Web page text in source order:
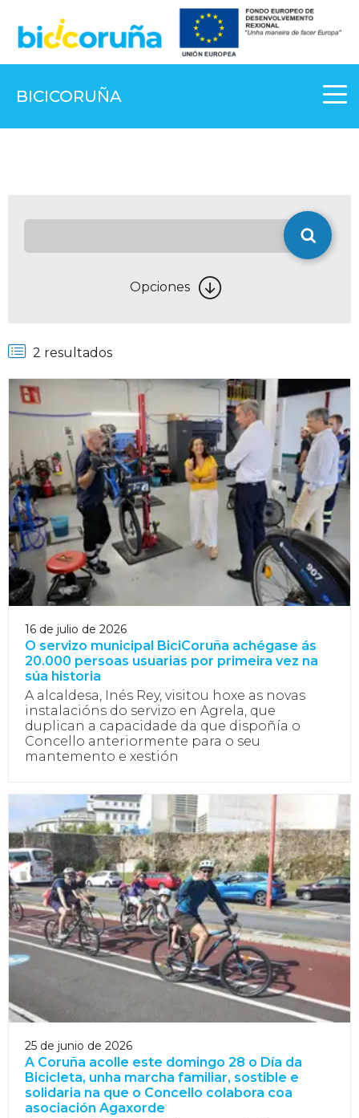
BICICORUÑA
Opciones
2 resultados
16 de julio de 2026
O servizo municipal BiciCoruña achégase ás
20.000 persoas usuarias por primeira vez na
súa historia
A alcaldesa, Inés Rey, visitou hoxe as novas
instalacións do servizo en Agrela, que
duplican a capacidade da que dispoñía o
Concello anteriormente para o seu
mantemento e xestión
25 de junio de 2026
A Coruña acolle este domingo 28 o Día da
Bicicleta, unha marcha familiar, sostible e
solidaria na que o Concello colabora coa
asociación Agaxorde